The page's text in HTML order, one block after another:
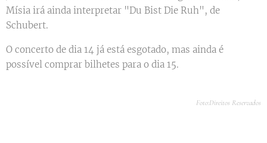
Mísia irá ainda interpretar "Du Bist Die Ruh", de
Schubert.
O concerto de dia 14 já está esgotado, mas ainda é
possível comprar bilhetes para o dia 15.
Foto:Direitos Reservados